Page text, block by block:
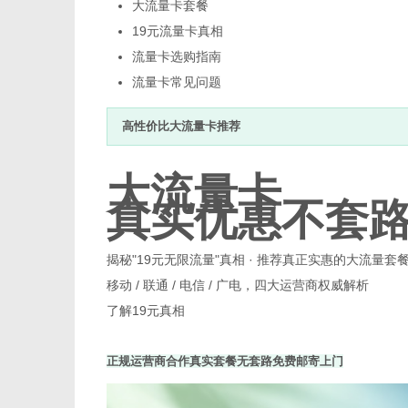
大流量卡套餐
19元流量卡真相
流量卡选购指南
流量卡常见问题
高性价比大流量卡推荐
大流量卡，
真实优惠不套
揭秘"19元无限流量"真相 · 推荐真正实惠的大流量套
移动 / 联通 / 电信 / 广电，四大运营商权威解析
了解19元真相
正规运营商合作真实套餐无套路免费邮寄上门